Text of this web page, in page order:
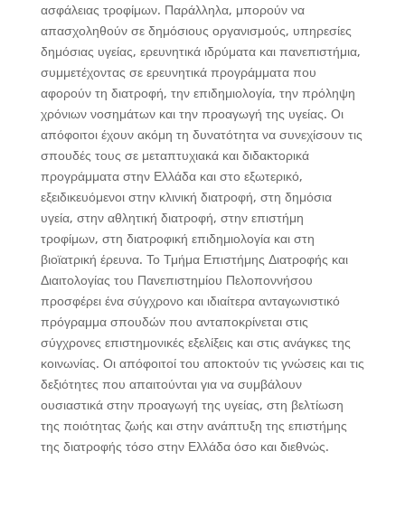
ασφάλειας τροφίμων. Παράλληλα, μπορούν να
απασχοληθούν σε δημόσιους οργανισμούς, υπηρεσίες
δημόσιας υγείας, ερευνητικά ιδρύματα και πανεπιστήμια,
συμμετέχοντας σε ερευνητικά προγράμματα που
αφορούν τη διατροφή, την επιδημιολογία, την πρόληψη
χρόνιων νοσημάτων και την προαγωγή της υγείας. Οι
απόφοιτοι έχουν ακόμη τη δυνατότητα να συνεχίσουν τις
σπουδές τους σε μεταπτυχιακά και διδακτορικά
προγράμματα στην Ελλάδα και στο εξωτερικό,
εξειδικευόμενοι στην κλινική διατροφή, στη δημόσια
υγεία, στην αθλητική διατροφή, στην επιστήμη
τροφίμων, στη διατροφική επιδημιολογία και στη
βιοϊατρική έρευνα. Το Τμήμα Επιστήμης Διατροφής και
Διαιτολογίας του Πανεπιστημίου Πελοποννήσου
προσφέρει ένα σύγχρονο και ιδιαίτερα ανταγωνιστικό
πρόγραμμα σπουδών που ανταποκρίνεται στις
σύγχρονες επιστημονικές εξελίξεις και στις ανάγκες της
κοινωνίας. Οι απόφοιτοί του αποκτούν τις γνώσεις και τις
δεξιότητες που απαιτούνται για να συμβάλουν
ουσιαστικά στην προαγωγή της υγείας, στη βελτίωση
της ποιότητας ζωής και στην ανάπτυξη της επιστήμης
της διατροφής τόσο στην Ελλάδα όσο και διεθνώς.